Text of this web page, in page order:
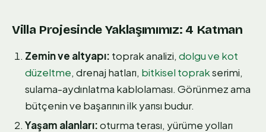
Villa Projesinde Yaklaşımımız: 4 Katman
Zemin ve altyapı: toprak analizi, dolgu ve kot
düzeltme, drenaj hatları, bitkisel toprakserimi,
sulama-aydınlatma kablolaması. Görünmez ama
bütçenin ve başarının ilk yarısı budur.
Yaşam alanları:oturma terası, yürüme yolları